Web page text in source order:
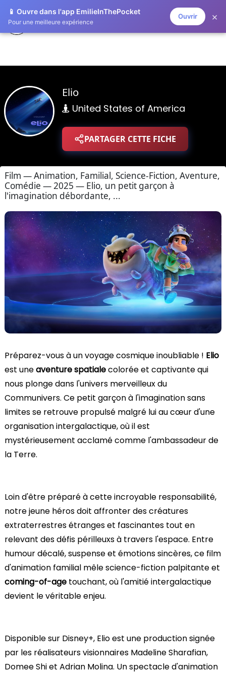
📱 Ouvre dans l'app EmilieInThePocket
Pour une meilleure expérience
Ouvrir ×
ZAPLISTOO
Elio
United States of America
PARTAGER CETTE FICHE
Film — Animation, Familial, Science-Fiction, Aventure,
Comédie — 2025 — Elio, un petit garçon à
l'imagination débordante, ...
Préparez-vous à un voyage cosmique inoubliable ! Elio
est uneaventure spatialecolorée et captivante qui
nous plonge dans l'univers merveilleux du
Communivers. Ce petit garçon à l'imagination sans
limites se retrouve propulsé malgré lui au cœur d'une
organisation intergalactique, où il est
mystérieusement acclamé comme l'ambassadeur de
la Terre.
Loin d'être préparé à cette incroyable responsabilité,
notre jeune héros doit affronter des créatures
extraterrestres étranges et fascinantes tout en
relevant des défis périlleuxs à travers l'espace. Entre
humour décalé, suspense et émotions sincères, ce film
d'animation familial mêle science-fiction palpitante et
coming-of-age touchant, où l'amitié intergalactique
devient le véritable enjeu.
Disponible sur Disney+, Elio est une production signée
par les réalisateurs visionnaires Madeline Sharafian,
Domee Shi et Adrian Molina. Un spectacle d'animation